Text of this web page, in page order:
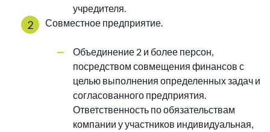
учредителя.
Совместное предприятие.
Объединение 2 и более персон,
посредством совмещения финансов с
целью выполнения определенных задач и
согласованного предприятия.
Ответственность по обязательствам
компании у участников индивидуальная,